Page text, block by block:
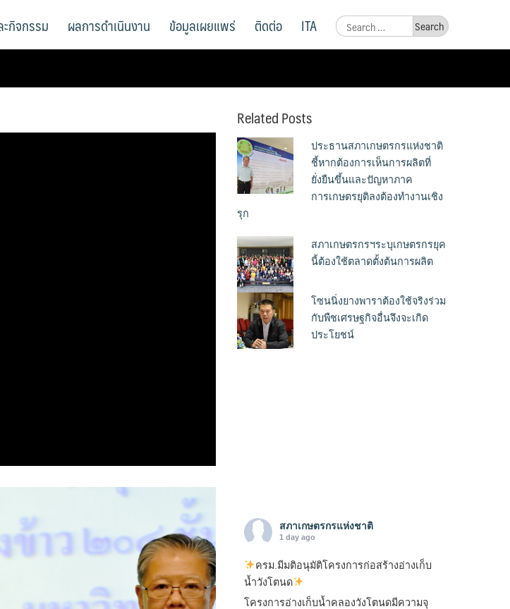
Search
for:
กิจกรรม ผลการดำเนินงาน ข้อมูลเผยแพร่ ติดต่อ ITA
Related Posts
ประธานสภาเกษตรกรแห่งชาติ
ชี้หากต้องการเห็นการผลิตที่
ยั่งยืนขึ้นและปัญหาภาค
การเกษตรยุติลงต้องทำงานเชิง
รุก
สภาเกษตรกรฯระบุเกษตรกรยุค
นี้ต้องใช้ตลาดตั้งต้นการผลิต
โซนนิ่งยางพาราต้องใช้จริงร่วม
กับพืชเศรษฐกิจอื่นจึงจะเกิด
ประโยชน์
สภาเกษตรกรแห่งชาติ
1 day ago
ครม.มีมติอนุมัติโครงการก่อสร้างอ่างเก็บ
น้ำวังโตนด
โครงการอ่างเก็บน้ำคลองวังโตนดมีความจุ